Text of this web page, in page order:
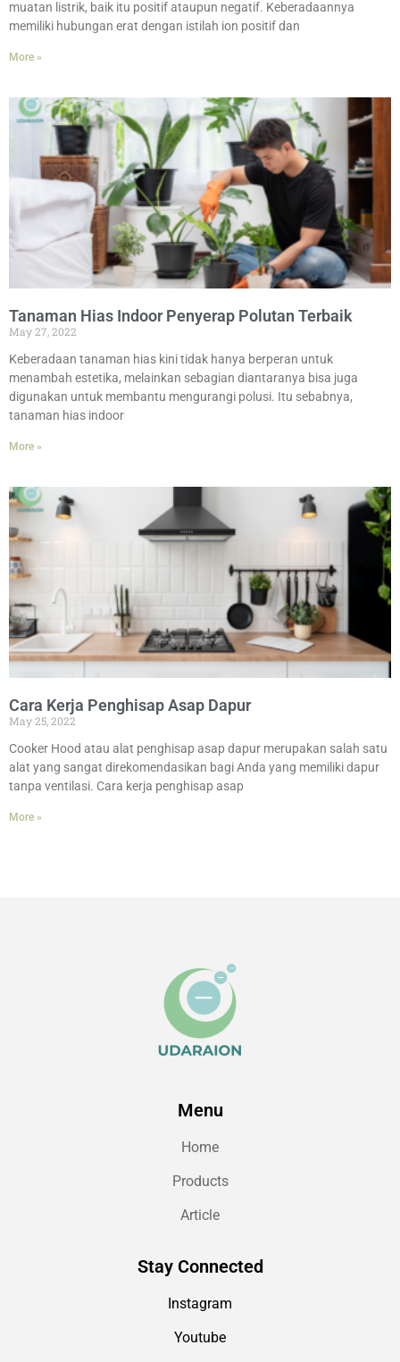
muatan listrik, baik itu positif ataupun negatif. Keberadaannya
memiliki hubungan erat dengan istilah ion positif dan
More »
Tanaman Hias Indoor Penyerap Polutan Terbaik
May 27, 2022
Keberadaan tanaman hias kini tidak hanya berperan untuk
menambah estetika, melainkan sebagian diantaranya bisa juga
digunakan untuk membantu mengurangi polusi. Itu sebabnya,
tanaman hias indoor
More »
Cara Kerja Penghisap Asap Dapur
May 25, 2022
Cooker Hood atau alat penghisap asap dapur merupakan salah satu
alat yang sangat direkomendasikan bagi Anda yang memiliki dapur
tanpa ventilasi. Cara kerja penghisap asap
More »
Menu
Home
Products
Article
Stay Connected
Instagram
Youtube